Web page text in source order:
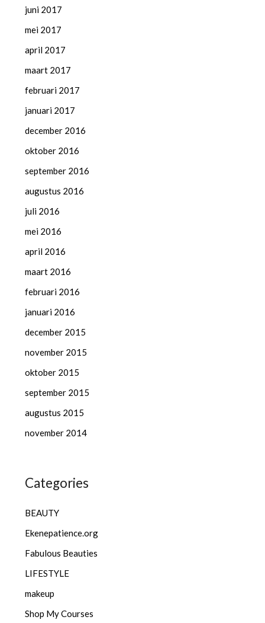
juni 2017
mei 2017
april 2017
maart 2017
februari 2017
januari 2017
december 2016
oktober 2016
september 2016
augustus 2016
juli 2016
mei 2016
april 2016
maart 2016
februari 2016
januari 2016
december 2015
november 2015
oktober 2015
september 2015
augustus 2015
november 2014
Categories
BEAUTY
Ekenepatience.org
Fabulous Beauties
LIFESTYLE
makeup
Shop My Courses